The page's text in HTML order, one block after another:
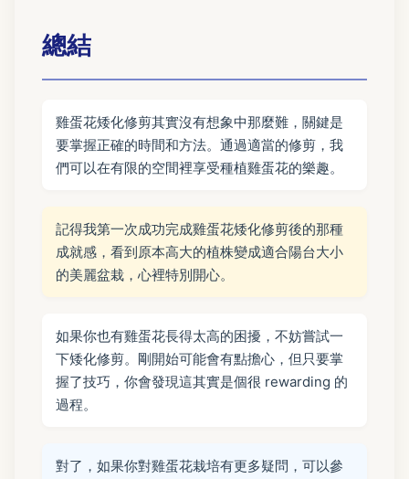
總結
雞蛋花矮化修剪其實沒有想象中那麼難，關鍵是
要掌握正確的時間和方法。通過適當的修剪，我
們可以在有限的空間裡享受種植雞蛋花的樂趣。
記得我第一次成功完成雞蛋花矮化修剪後的那種
成就感，看到原本高大的植株變成適合陽台大小
的美麗盆栽，心裡特別開心。
如果你也有雞蛋花長得太高的困擾，不妨嘗試一
下矮化修剪。剛開始可能會有點擔心，但只要掌
握了技巧，你會發現這其實是個很 rewarding 的
過程。
對了，如果你對雞蛋花栽培有更多疑問，可以參